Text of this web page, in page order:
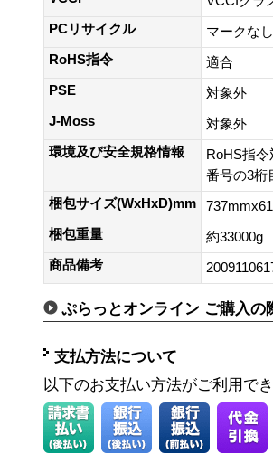
PCリサイクル
マークなし
RoHS指令
適合
PSE
対象外
J-Moss
対象外
環境及び安全規格情報
RoHS指
番号の3桁
梱包サイズ(WxHxD)mm
梱包重量
約33000g
商品備考
ぷらっとオンライン ご購入の
支払方法について
以下のお支払い方法がご利用で